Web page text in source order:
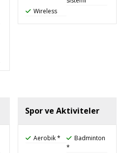
Wireless
Spor ve Aktiviteler
Aerobik *
Badminton
*